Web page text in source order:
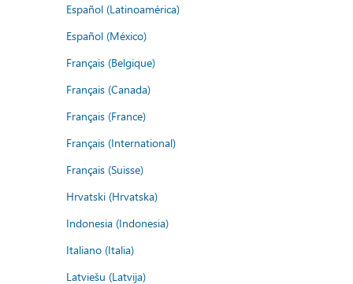
Español (Latinoamérica)
Español (México)
Français (Belgique)
Français (Canada)
Français (France)
Français (International)
Français (Suisse)
Hrvatski (Hrvatska)
Indonesia (Indonesia)
Italiano (Italia)
Latviešu (Latvija)